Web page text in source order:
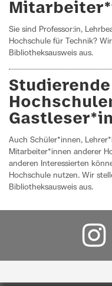
Sie sind Professor:in,
Hochschule für Technik?
Bibliotheksausweis aus.
Auch Schüler*innen,
Mitarbeiter*innen anderer
anderen Interessierten
Hochschule nutzen. Wir
Bibliotheksausweis aus.